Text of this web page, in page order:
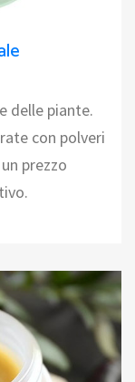
delle piante.
con polveri
prezzo